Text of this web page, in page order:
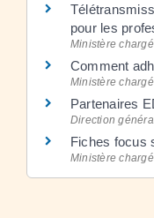
pour les
Ministère
Comment
Ministère
Partenaires
Direction
Fiches focus
Ministère